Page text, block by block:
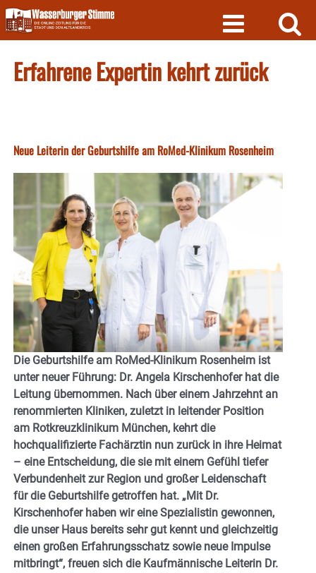
Skip
to
content
Erfahrene Expertin kehrt zurück
Neue Leiterin der Geburtshilfe am RoMed-Klinikum Rosenheim
Die Geburtshilfe am RoMed-Klinikum Rosenheim ist
unter neuer Führung: Dr. Angela Kirschenhofer hat die
Leitung übernommen. Nach über einem Jahrzehnt an
renommierten Kliniken, zuletzt in leitender Position
am Rotkreuzklinikum München, kehrt die
hochqualifizierte Fachärztin nun zurück in ihre Heimat
– eine Entscheidung, die sie mit einem Gefühl tiefer
Verbundenheit zur Region und großer Leidenschaft
für die Geburtshilfe getroffen hat. „Mit Dr.
Kirschenhofer haben wir eine Spezialistin gewonnen,
die unser Haus bereits sehr gut kennt und gleichzeitig
einen großen Erfahrungsschatz sowie neue Impulse
mitbringt“, freuen sich die Kaufmännische Leiterin Dr.